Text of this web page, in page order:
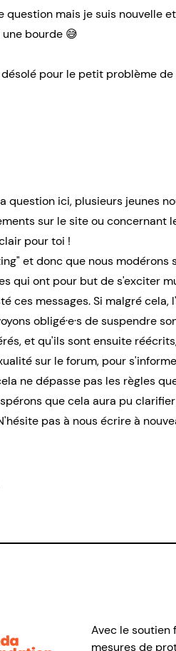
mais je suis nouvelle
bourde 😅
pour le petit problème de
question ici, plusieurs jeunes
sur le site ou concernant
pour toi !
et donc que nous
qui ont pour but de s'exciter
ces messages. Si malgré
obligé·e·s de suspendre
et qu'ils sont ensuite
sur le forum, pour
ne dépasse pas les règles
que cela aura pu
pas à nous écrire à
Avec le soutien
mesures de